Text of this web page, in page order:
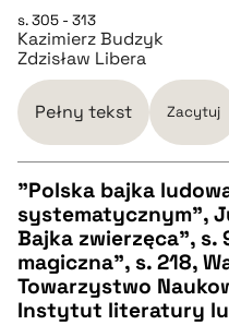
pobierz cytat
BIBTEX
pobierz cytat
s. 305 - 313
Kazimierz Budzyk
Zdzisław Libera
Pełny tekst Zacytuj
CZYSTY TEKST
pobierz cytat
"Polska bajka
systematycznym",
Bajka zwierzęca”, s.
magiczna”, s. 218,
Towarzystwo
Instytut literatury